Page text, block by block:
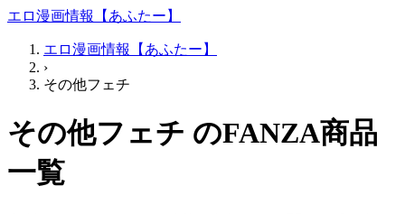
エロ漫画情報【あふたー】
エロ漫画情報【あふたー】
›
その他フェチ
その他フェチ のFANZA商品
一覧